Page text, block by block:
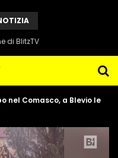
di BlitzTV
nel Comasco, a Blevio le